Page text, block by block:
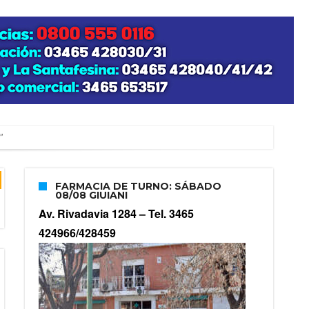
su nacimiento
FARMACIA DE TURNO: SÁBADO
08/08 GIUIANI
Av. Rivadavia 1284 –Tel. 3465
424966/428459